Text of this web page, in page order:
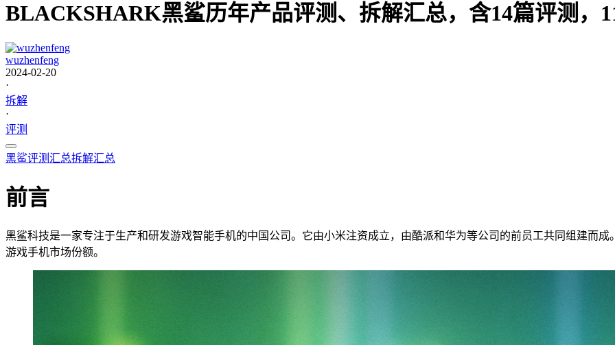
BLACKSHARK黑鲨历年产品评测、拆解汇总，含14篇评测，
wuzhenfeng
2024-02-20
·
拆解
·
评测
黑鲨评测汇总拆解汇总
前言
黑鲨科技是一家专注于生产和研发游戏智能手机的中国公司。它由小米注资成立，由酷派和华为等公司的前员工共同组建而
游戏手机市场份额。